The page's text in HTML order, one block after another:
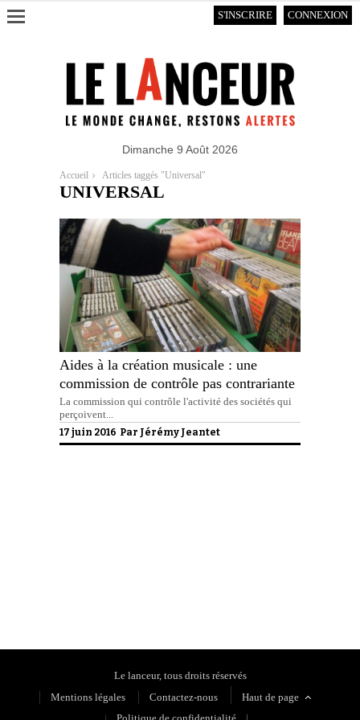
S'INSCRIRE CONNEXION
Dimanche 9 Août 2026
Accueil Articles taggés "Universal"
UNIVERSAL
Aides à la création musicale : une
commission de contrôle pas contrariante
La commission qui contrôle l'activité des sociétés qui
perçoivent...
17 juin 2016 Par Jérémy Jeantet
Le lanceur, tous droits réservés
Mentions légales
Contactez-nous
Haut de page